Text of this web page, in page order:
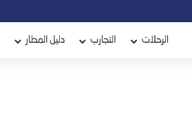
الرحلات التجارب دليل المطار